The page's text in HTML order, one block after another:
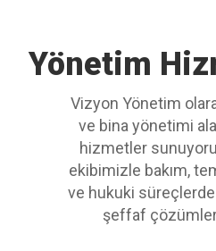
Yönetim
Vizyon Yönetim
ve bina yönetimi
hizmetler
ekibimizle bakım,
ve hukuki
şeffaf